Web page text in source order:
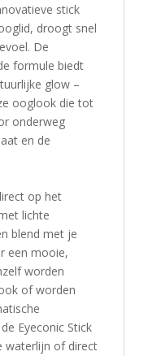
stick
droogt snel
De
formule biedt
glow –
ooglook die tot
onderweg
en de
op het
lichte
blend met je
een mooie,
worden
of worden
Eyeconic Stick
waterlijn of direct